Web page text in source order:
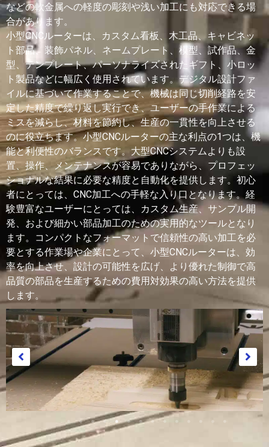
などの軟金属への軽度の彫刻や浅い加工にも対応できる場
合があります。
小型CNCルーターは、カスタム看板、木工品、キャビネッ
ト部品、装飾パネル、ネームプレート、模型、試作品、金
型、テンプレート、パーソナライズされたギフト、小ロッ
ト製品などに幅広く使用されています。デジタル設計ファ
イルに基づいて作業することで、機械は同じ切削経路を安
定した精度で繰り返し実行でき、ユーザーの手作業による
ミスを減らし、材料を節約し、生産の一貫性を向上させる
のに役立ちます。小型CNCルーターの主な利点の1つは、機
能と利便性のバランスです。大型CNCシステムよりも設
置、操作、メンテナンスが容易でありながら、プロフェッ
ショナルな結果に必要な精度と自動化を提供します。初心
者にとっては、CNC加工への手軽な入り口となります。経
験豊富なユーザーにとっては、カスタム生産、サンプル開
発、および細かい部品加工のための実用的なツールとなり
ます。コンパクトなフォーマットで信頼性の高い加工を必
要とする作業場や企業にとって、小型CNCルーターは、効
率を向上させ、設計の可能性を広げ、より優れた制御で高
品質の部品を生産するための費用対効果の高い方法を提供
します。